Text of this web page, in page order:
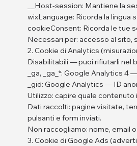
__Host-session: Mantiene la
wixLanguage: Ricorda la lingua
cookieConsent: Ricorda le tue
Necessari per: accesso al sito,
2. Cookie di Analytics
Disabilitabili — puoi rifiutarli nel
_ga, _ga_*: Google Analytics
_gid: Google Analytics — ID
Utilizzo: capire quale contenuto
Dati raccolti: pagine visitate,
pulsanti e form inviati.
Non raccogliamo: nome, email
3. Cookie di Google Ads